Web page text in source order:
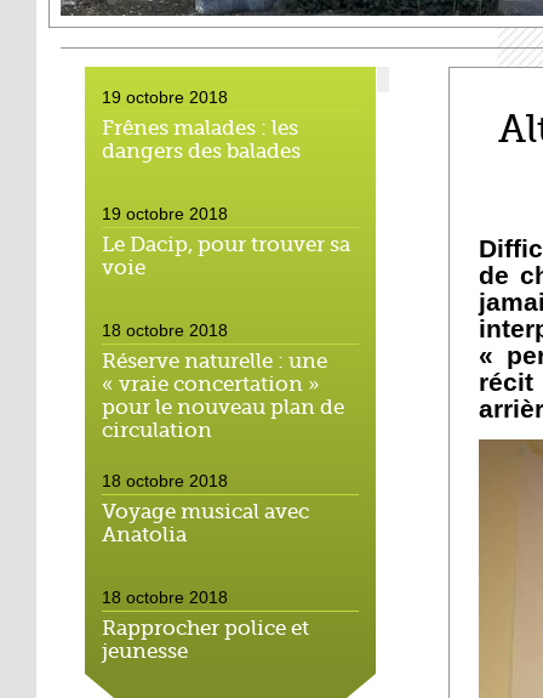
19 octobre 2018
Frênes malades : les
dangers des balades
19 octobre 2018
Le Dacip, pour trouver sa
voie
18 octobre 2018
Réserve naturelle : une
« vraie concertation »
pour le nouveau plan de
circulation
18 octobre 2018
Voyage musical avec
Anatolia
18 octobre 2018
Rapprocher police et
jeunesse
de
«
récit